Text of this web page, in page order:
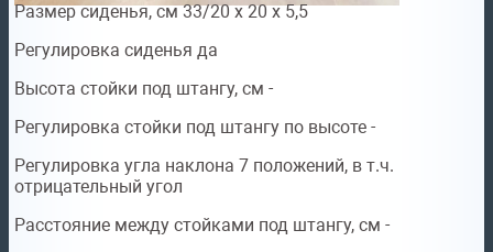
Размер сиденья, см 33/20 х 20 х 5,5
Регулировка сиденья да
Высота стойки под штангу, см -
Регулировка стойки под штангу по высоте -
Регулировка угла наклона 7 положений, в т.ч.
отрицательный угол
Расстояние между стойками под штангу, см -